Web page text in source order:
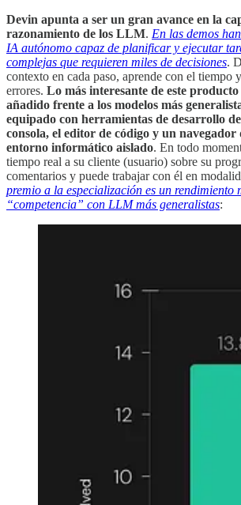
Devin apunta a ser un gran avance en la
razonamiento de los LLM. En las demos
IA autónomo capaz de planificar y ejecutar
complejas que requieren miles de decisiones.
contexto en cada paso, aprende con el tiempo
errores. Lo más interesante de este
añadido frente a los modelos más
equipado con herramientas de desarrollo
consola, el editor de código y un navegador
entorno informático aislado. En todo
tiempo real a su cliente (usuario) sobre su
comentarios y puede trabajar con él en
premio a la especialización es un rendimiento
“competencia” con LLM más generalistas: